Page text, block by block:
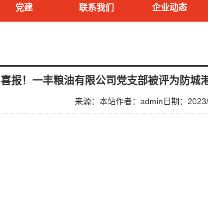
党建 联系我们 企业动态
喜报！一丰粮油有限公司党支部被评为防城
来源：本站作者：admin 日期：